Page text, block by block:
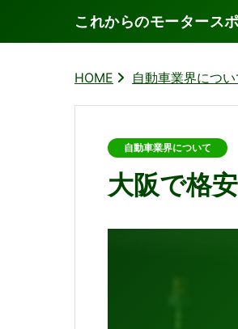
これからのモータース
HOME 自動車業界につい
自動車業界について
大阪で格